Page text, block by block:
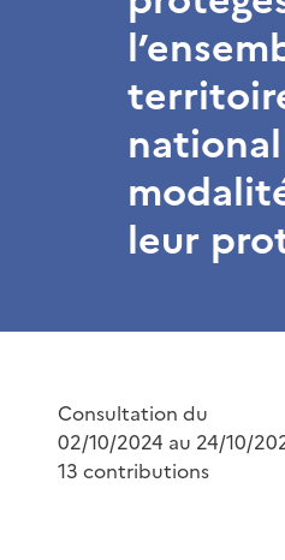
leur
Consultation du
02/10/2024 au 24/10/
13 contributions